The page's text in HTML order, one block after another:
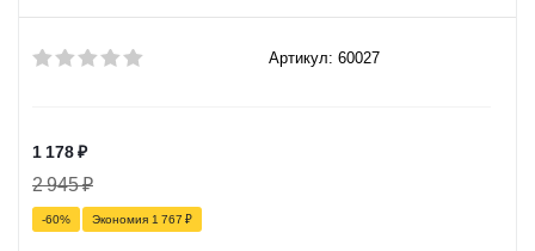
Артикул: 60027
1 178₽
2 945₽
-60% Экономия 1 767 ₽